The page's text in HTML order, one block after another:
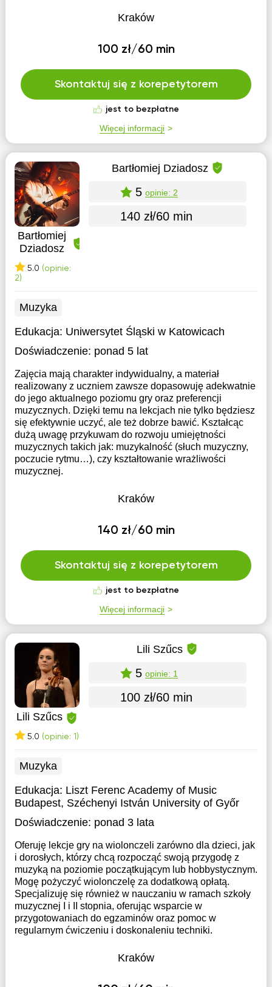
Kraków
100 zł/60 min
Skontaktuj się z korepetytorem
jest to bezpłatne
Więcej informacji
Bartłomiej
Dziadosz
5.0 (opinie:
2)
Bartłomiej Dziadosz
5 opinie: 2
140 zł/60 min
Muzyka
Edukacja: Uniwersytet Śląski w Katowicach
Doświadczenie: ponad 5 lat
Zajęcia mają charakter indywidualny, a materiał
realizowany z uczniem zawsze dopasowuję adekwatnie
do jego aktualnego poziomu gry oraz preferencji
muzycznych. Dzięki temu na lekcjach nie tylko będziesz
się efektywnie uczyć, ale też dobrze bawić. Kształcąc
dużą uwagę przykuwam do rozwoju umiejętności
muzycznych takich jak: muzykalność (słuch muzyczny,
poczucie rytmu…), czy kształtowanie wrażliwości
muzycznej.
Kraków
140 zł/60 min
Skontaktuj się z korepetytorem
jest to bezpłatne
Więcej informacji
Lili Szűcs
5.0 (opinie: 1)
Lili Szűcs
5 opinie: 1
100 zł/60 min
Muzyka
Edukacja: Liszt Ferenc Academy of Music
Budapest, Széchenyi István University of Győr
Doświadczenie: ponad 3 lata
Oferuję lekcje gry na wiolonczeli zarówno dla dzieci, jak
i dorosłych, którzy chcą rozpocząć swoją przygodę z
muzyką na poziomie początkującym lub hobbystycznym.
Mogę pożyczyć wiolonczelę za dodatkową opłatą.
Specjalizuję się również w nauczaniu w ramach szkoły
muzycznej I i II stopnia, oferując wsparcie w
przygotowaniach do egzaminów oraz pomoc w
regularnym ćwiczeniu i doskonaleniu techniki.
Kraków